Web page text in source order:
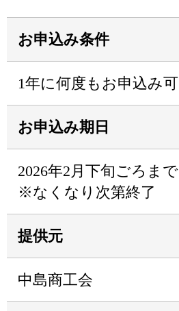
お申込み条件
1年に何度もお申込み可
お申込み期日
2026年2月下旬ごろまで
※なくなり次第終了
提供元
中島商工会